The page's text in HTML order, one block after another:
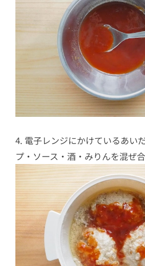
4. 電子レンジにかけているあい
プ・ソース・酒・みりんを混ぜ